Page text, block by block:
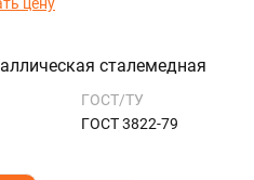
сталемедная
ГОСТ/ТУ
ГОСТ 3822-79